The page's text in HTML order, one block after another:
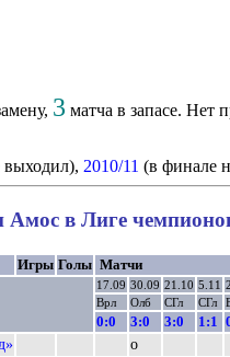
3 матча в запасе. Нет
выходил), 2010/11 (в финале
Амос в Лиге
Игры Голы Матчи
17.09 30.09 21.10 5.11
Врл
Олб СГл СГл
0:0 3:0 3:0 1:1
о